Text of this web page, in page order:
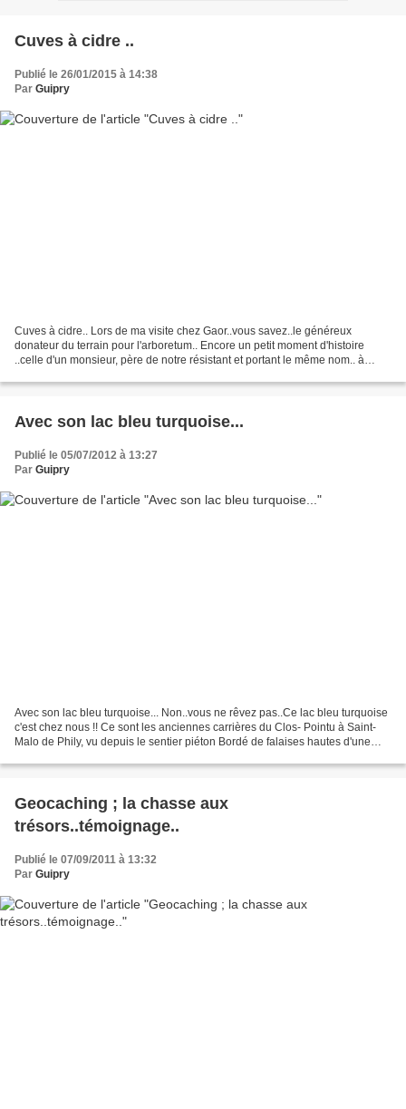
Cuves à cidre ..
Publié le 26/01/2015 à 14:38
Par Guipry
Cuves à cidre.. Lors de ma visite chez Gaor..vous savez..le généreux
donateur du terrain pour l'arboretum.. Encore un petit moment d'histoire
..celle d'un monsieur, père de notre résistant et portant le même nom.. à
Avec son lac bleu turquoise...
Publié le 05/07/2012 à 13:27
Par Guipry
Avec son lac bleu turquoise... Non..vous ne rêvez pas..Ce lac bleu turquoise
c'est chez nous !! Ce sont les anciennes carrières du Clos- Pointu à Saint-
Malo de Phily, vu depuis le sentier piéton Bordé de falaises hautes d'une
Geocaching ; la chasse aux
trésors..témoignage..
Publié le 07/09/2011 à 13:32
Par Guipry